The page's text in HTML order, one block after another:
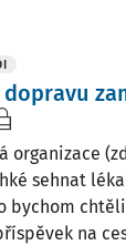
organizace
sehnat
bychom
na